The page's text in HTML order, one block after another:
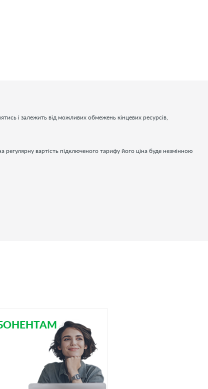
і залежить від можливих обмежень кінцевих ресурсів,
вартість підключеного тарифу його ціна буде незмінною